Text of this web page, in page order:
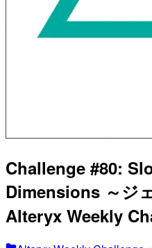
Challenge #80:
Dimensions ～ジ
Alteryx Weekly